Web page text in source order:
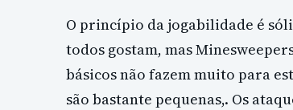
O princípio da jogabilidade é
todos gostam, mas
básicos não fazem muito para
são bastante pequenas,. Os